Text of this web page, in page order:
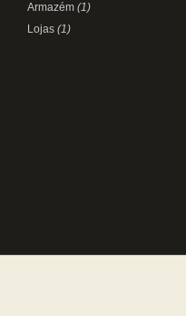
Armazém (1)
Lojas (1)